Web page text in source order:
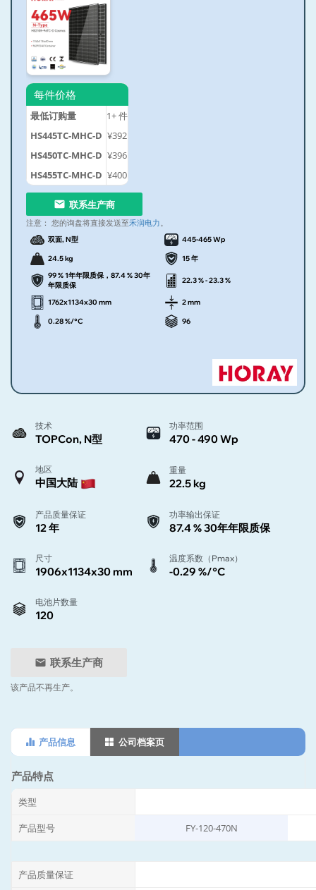
每件价格
最低订购量 1+件
HS445TC-MHC-D ¥392
HS450TC-MHC-D ¥396
HS455TC-MHC-D ¥400
联系生产商
注意： 您的询盘将直接发送至禾润电力。
双面, N型 445-465 Wp
24.5 kg
15 年
99 % 1年年限质保，87.4 % 30年
年限质保
22.3 % - 23.3 %
1762x1134x30 mm 2 mm
0.28 %/°C 96
技术
TOPCon, N型
功率范围
470 - 490 Wp
地区
中国大陆
重量
22.5 kg
产品质量保证
12 年
功率输出保证
87.4 % 30年年限质保
尺寸
1906x1134x30 mm
温度系数（Pmax）
-0.29 %/°C
电池片数量
120
联系生产商
该产品不再生产。
产品信息 公司档案页
产品特点
类型
产品型号 FY-120-470N
产品质量保证